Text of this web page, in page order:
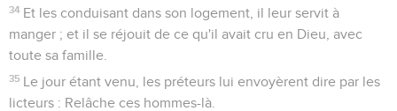
34 Et les conduisant dans son logement, il leur servit à
manger ; et il se réjouit de ce qu'il avait cru en Dieu, avec
toute sa famille.
35 Le jour étant venu, les préteurs lui envoyèrent dire par les
licteurs : Relâche ces hommes-là.